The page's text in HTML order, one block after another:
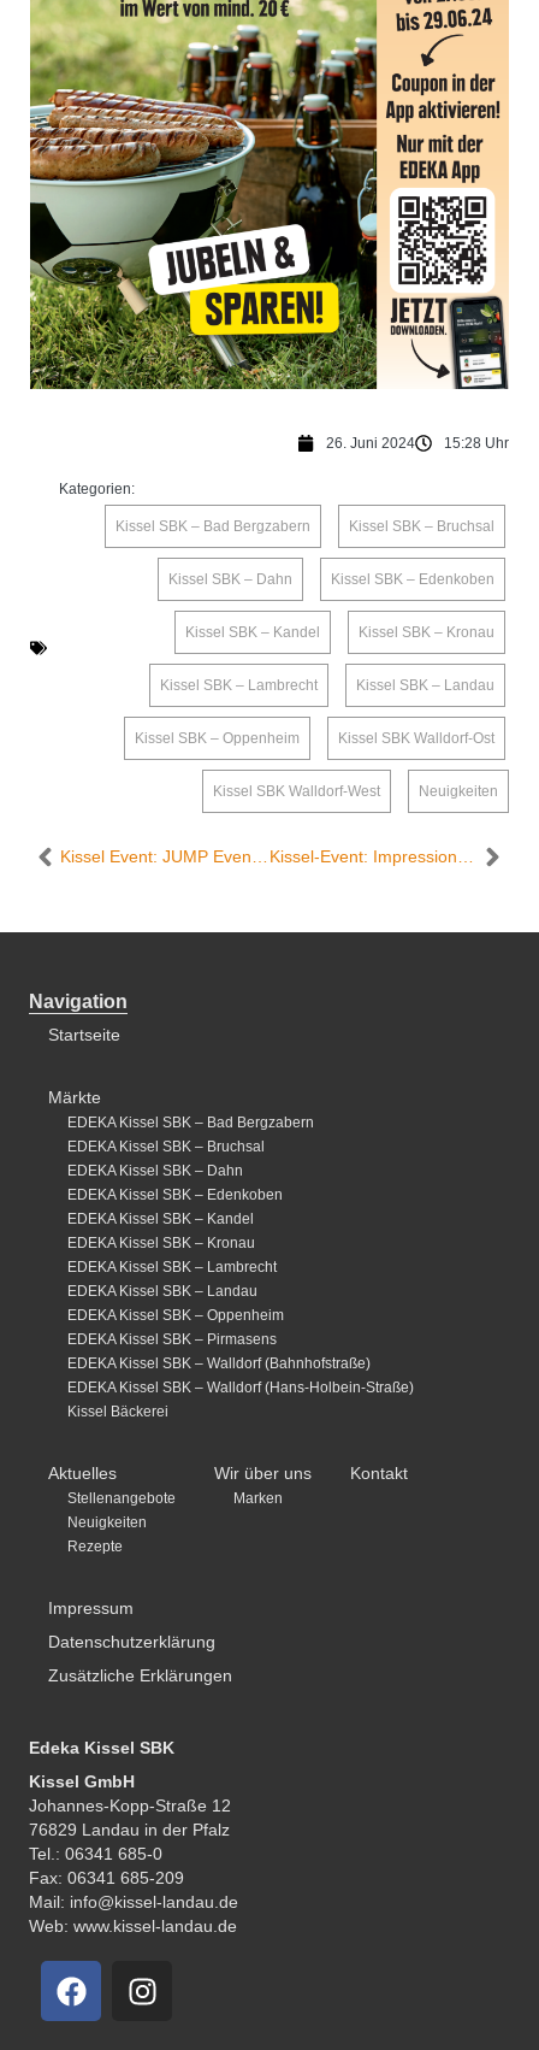
26. Juni 2024 15:28 Uhr
Kategorien:
Kissel SBK – Bad Bergzabern Kissel SBK – Bruchsal
Kissel SBK – Dahn Kissel SBK – Edenkoben
Kissel SBK – Kandel Kissel SBK – Kronau
Kissel SBK – Lambrecht Kissel SBK – Landau
Kissel SBK – Oppenheim Kissel SBK Walldorf-Ost
Kissel SBK Walldorf-West Neuigkeiten
Navigation
Startseite
Märkte
EDEKA Kissel SBK – Bad Bergzabern
EDEKA Kissel SBK – Bruchsal
EDEKA Kissel SBK – Dahn
EDEKA Kissel SBK – Edenkoben
EDEKA Kissel SBK – Kandel
EDEKA Kissel SBK – Kronau
EDEKA Kissel SBK – Lambrecht
EDEKA Kissel SBK – Landau
EDEKA Kissel SBK – Oppenheim
EDEKA Kissel SBK – Pirmasens
EDEKA Kissel SBK – Walldorf (Bahnhofstraße)
EDEKA Kissel SBK – Walldorf (Hans-Holbein-Straße)
Kissel Bäckerei
Aktuelles
Stellenangebote
Neuigkeiten
Rezepte
Wir über uns
Marken
Kontakt
Impressum
Datenschutzerklärung
Zusätzliche Erklärungen
Edeka Kissel SBK
Kissel GmbH
Johannes-Kopp-Straße 12
76829 Landau in der Pfalz
Tel.: 06341 685-0
Fax: 06341 685-209
Mail: info@kissel-landau.de
Web: www.kissel-landau.de